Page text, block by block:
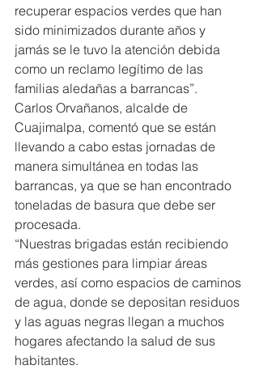
recuperar espacios verdes que han
sido minimizados durante años y
jamás se le tuvo la atención debida
como un reclamo legítimo de las
familias aledañas a barrancas”.
Carlos Orvañanos, alcalde de
Cuajimalpa, comentó que se están
llevando a cabo estas jornadas de
manera simultánea en todas las
barrancas, ya que se han encontrado
toneladas de basura que debe ser
procesada.
“Nuestras brigadas están recibiendo
más gestiones para limpiar áreas
verdes, así como espacios de caminos
de agua, donde se depositan residuos
y las aguas negras llegan a muchos
hogares afectando la salud de sus
habitantes.